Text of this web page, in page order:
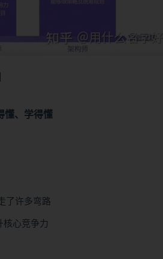
懂、学得懂
了许多弯路
核心竞争力